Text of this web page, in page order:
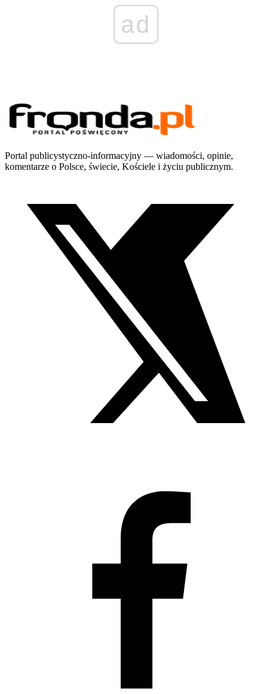
ad
Portal publicystyczno-informacyjny — wiadomości, opinie,
komentarze o Polsce, świecie, Kościele i życiu publicznym.